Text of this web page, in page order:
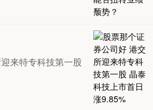
来特专科技第一股